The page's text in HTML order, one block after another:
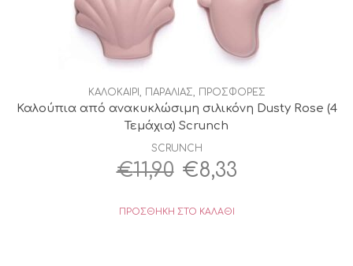
ΚΑΛΟΚΑΙΡΙ , ΠΑΡΑΛΙΑΣ, ΠΡΟΣΦΟΡΕΣ
Καλούπια από ανακυκλώσιμη σιλικόνη Dusty Rose (4
Τεμάχια) Scrunch
SCRUNCH
€11,90 Original
€8,33Η
ΠΡΟΣΘΉΚΗ ΣΤΟ ΚΑΛΆΘΙ